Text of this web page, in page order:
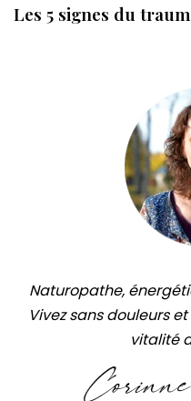
Les 5 signes du
Naturopathe,
Vivez sans douleurs
vitalité